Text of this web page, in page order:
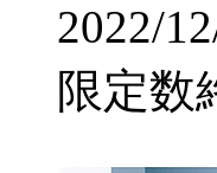
2022/
限定数